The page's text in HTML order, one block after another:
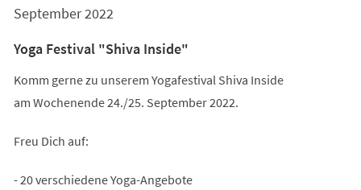
September 2022
Yoga Festival "Shiva Inside"
Komm gerne zu unserem Yogafestival Shiva Inside
am Wochenende 24./25. September 2022.
Freu Dich auf:
- 20 verschiedene Yoga-Angebote